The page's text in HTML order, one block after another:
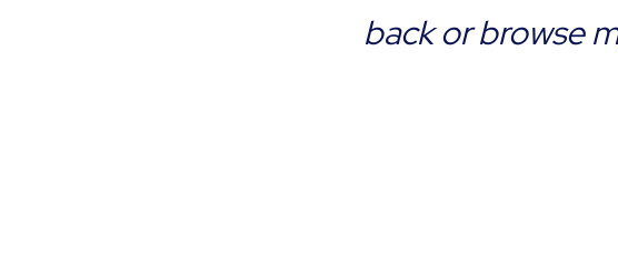
back or browse